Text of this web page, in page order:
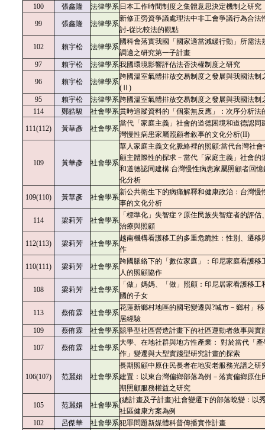
100
張鑫隆 法律學系 日本工作時間制度之集體意思決定機制之研究
99 張鑫隆 法律學系
新修正勞資爭議處理法中非工會爭議行為合法
討-從比較法的觀點
102 賴宇松 法律學系
國科會落實我國「國家適當減緩行動」所需法
調適之研究第一子計畫
97
賴宇松 法律學系我國環境影響評估法否決權制度之研究
96 賴宇松 法律學系
跨國溫室氣體排放交易制度之發展與我國法制
(Ⅱ)
95
賴宇松 法律學系跨國溫室氣體排放交易制度之發展與我國法制
114
鄭皓駿 社會學系貫時追蹤資料的「個案無反應」：次序分析法
111(112) 黃華彥 社會學系
當代「家庭主義」社會的道德困境和道德認同
灣慢性病患家屬照顧者敘事的文化分析(II)
109 黃華彥 社會學系
華人家庭主義文化脈絡裡的照顧:當代台灣社會
顧主體際性的探求－當代「家庭主義」社會的
和道德認同建構:台灣慢性病患家屬照顧者回憶
化分析
109(110) 黃華彥 社會學系
新公共衛生下的病痛解釋和健康政治：台灣慢
事的文化分析
114 梁莉芳 社會學系
「標準化」失智症？原住民族失智症者的評估
治療與照顧
112(113) 梁莉芳 社會學系
越南機構看護移工的多重危脆性：性別、遷移
作
110(111) 梁莉芳 社會學系
跨國脈絡下的「數位家庭」：印尼家庭看護移
人的照顧協作
108 梁莉芳 社會學系
「做」媽媽、「做」照顧：印尼居家看護移工
國的子女
113 蔡侑霖 社會學系
花蓮新鄉村地區的國宅變遷與?城市－鄉村」
居經驗
109
蔡侑霖 社會學系競爭型社區營造計畫下的社區運動者敘事與實
107 蔡侑霖 社會學系
大學、在地社群與地方性產業： 對於當代「產
作」變遷與大型實踐型研究計畫的探索
106(107) 范麗娟 社會學系
長期照顧中原住民長者在地安老服務光譜之研
建置：以東台灣偏鄉部落為例－落實偏鄉原住
期照顧服務權益之研究
105 范麗娟 社會學系
(總計畫及子計畫)社會變遷下的部落蛻變：以
社區健康方案為例
102
呂傑華 社會學系犯罪問題新媒體科普傳播實作計畫